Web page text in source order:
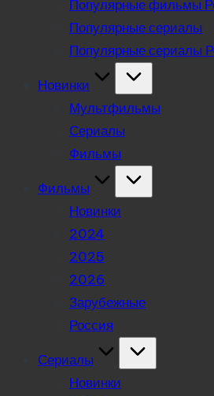
Популярные фильмы
Популярные сериалы
Популярные сериалы
Новинки
Мультфильмы
Сериалы
Фильмы
Фильмы
Новинки
2024
2025
2026
Зарубежные
Россия
Сериалы
Новинки